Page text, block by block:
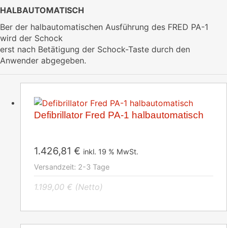
HALBAUTOMATISCH
Ber der halbautomatischen Ausführung des FRED PA-1
wird der Schock
erst nach Betätigung der Schock-Taste durch den
Anwender abgegeben.
Defibrillator Fred PA-1 halbautomatisch
1.426,81 € inkl. 19 % MwSt.
Versandzeit: 2-3 Tage
1.199,00 € (Netto)